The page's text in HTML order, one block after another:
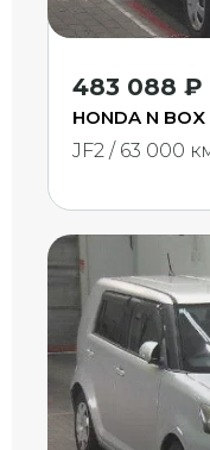
483 088 ₽
HONDA N
JF2 / 63 000